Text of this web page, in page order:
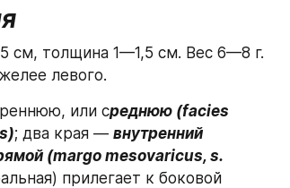
толщина 1—1,5 см. Вес 6—8 г.
левого.
или среднюю (facies
; два края — внутренний
(margo mesovaricus, s.
прилегает к боковой